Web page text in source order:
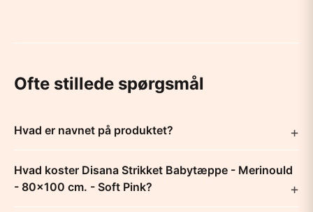
Ofte stillede spørgsmål
Hvad er navnet på produktet?
Hvad koster Disana Strikket Babytæppe - Merinould
- 80x100 cm. - Soft Pink?